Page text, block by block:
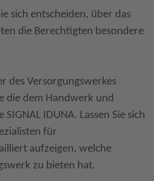
sich entscheiden, über das
die Berechtigten besondere
des Versorgungswerkes
die dem Handwerk und
IDUNA. Lassen Sie sich
für
aufzeigen, welche
zu bieten hat.